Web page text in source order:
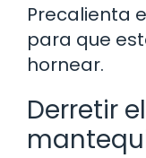
Precalienta
para que
hornear.
Derretir